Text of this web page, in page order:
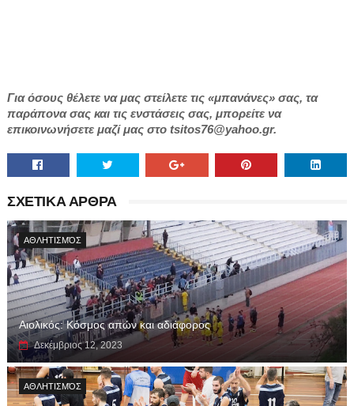
Για όσους θέλετε να μας στείλετε τις «μπανάνες» σας, τα
παράπονα σας και τις ενστάσεις σας, μπορείτε να
επικοινωνήσετε μαζί μας στο tsitos76@yahoo.gr.
ΣΧΕΤΙΚΑ ΑΡΘΡΑ
ΑΘΛΗΤΙΣΜΌΣ
Αιολικός: Κόσμος απών και αδιάφορος
Δεκέμβριος 12, 2023
ΑΘΛΗΤΙΣΜΌΣ